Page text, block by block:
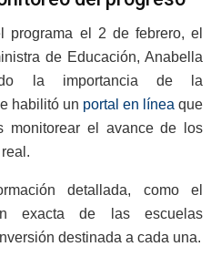
programa el 2 de febrero, el
de Educación, Anabella
la importancia de la
habilitó un portal en línea que
monitorear el avance de los
detallada, como el
exacta de las escuelas
destinada a cada una.